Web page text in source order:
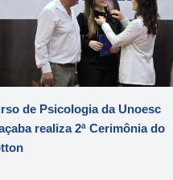
de Psicologia da Unoesc
realiza 2ª Cerimônia do